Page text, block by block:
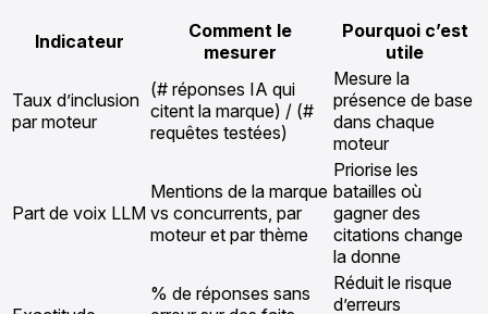
Indicateur
Comment le
mesurer
Pourquoi c’est
utile
Taux d’inclusion
par moteur
(# réponses IA qui
citent la marque) / (#
requêtes testées)
Mesure la
présence de base
dans chaque
moteur
Part de voix LLM
Mentions de la marque
vs concurrents, par
moteur et par thème
Priorise les
batailles où
gagner des
citations change
la donne
% de réponses sans
Réduit le risque
d’erreurs